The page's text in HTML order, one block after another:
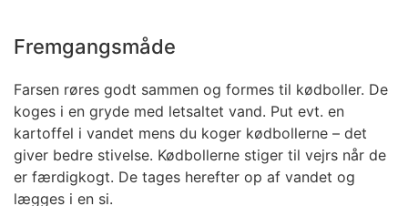
Fremgangsmåde
Farsen røres godt sammen og formes til kødboller. De
koges i en gryde med letsaltet vand. Put evt. en
kartoffel i vandet mens du koger kødbollerne – det
giver bedre stivelse. Kødbollerne stiger til vejrs når de
er færdigkogt. De tages herefter op af vandet og
lægges i en si.